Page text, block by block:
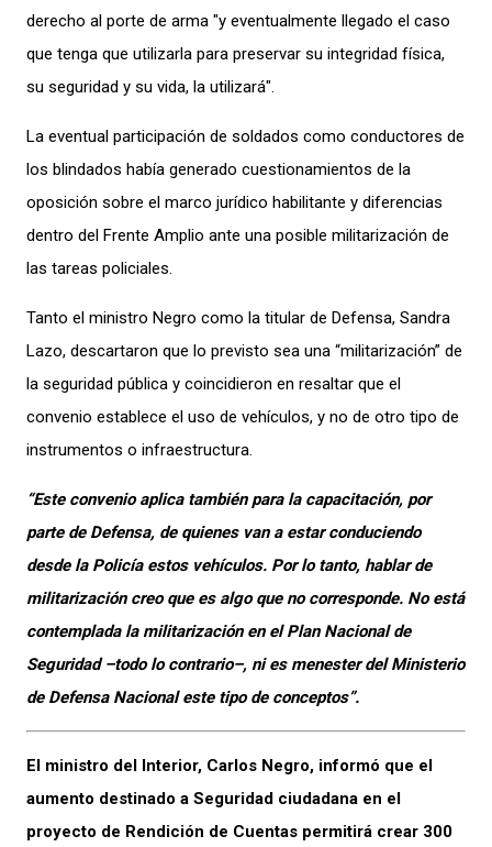
derecho al porte de arma "y eventualmente llegado el caso
que tenga que utilizarla para preservar su integridad física,
su seguridad y su vida, la utilizará".
La eventual participación de soldados como conductores de
los blindados había generado cuestionamientos de la
oposición sobre el marco jurídico habilitante y diferencias
dentro del Frente Amplio ante una posible militarización de
las tareas policiales.
Tanto el ministro Negro como la titular de Defensa, Sandra
Lazo, descartaron que lo previsto sea una “militarización” de
la seguridad pública y coincidieron en resaltar que el
convenio establece el uso de vehículos, y no de otro tipo de
instrumentos o infraestructura.
“Este convenio aplica también para la capacitación, por
parte de Defensa, de quienes van a estar conduciendo
desde la Policía estos vehículos. Por lo tanto, hablar de
militarización creo que es algo que no corresponde. No está
contemplada la militarización en el Plan Nacional de
Seguridad –todo lo contrario–, ni es menester del Ministerio
de Defensa Nacional este tipo de conceptos”.
El ministro del Interior, Carlos Negro, informó que el
aumento destinado a Seguridad ciudadana en el
proyecto de Rendición de Cuentas permitirá crear 300